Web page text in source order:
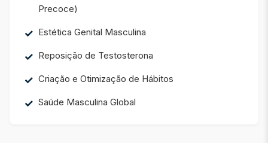
Precoce)
Estética Genital Masculina
Reposição de Testosterona
Criação e Otimização de Hábitos
Saúde Masculina Global